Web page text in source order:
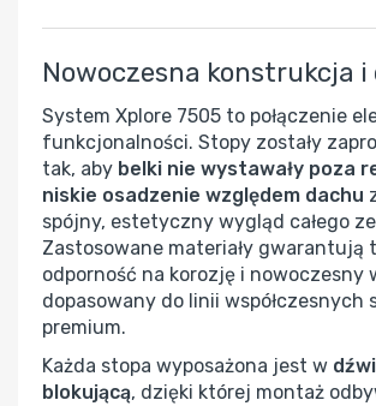
Nowoczesna konstrukcja
System Xplore 7505 to połączenie
funkcjonalności. Stopy zostały
tak, aby belki nie wystawały poza
niskie osadzenie względem dachu
spójny, estetyczny wygląd całego
Zastosowane materiały gwarantują
odporność na korozję i nowoczesny
dopasowany do linii współczesnych
premium.
Każda stopa wyposażona jest w
blokującą, dzięki której montaż